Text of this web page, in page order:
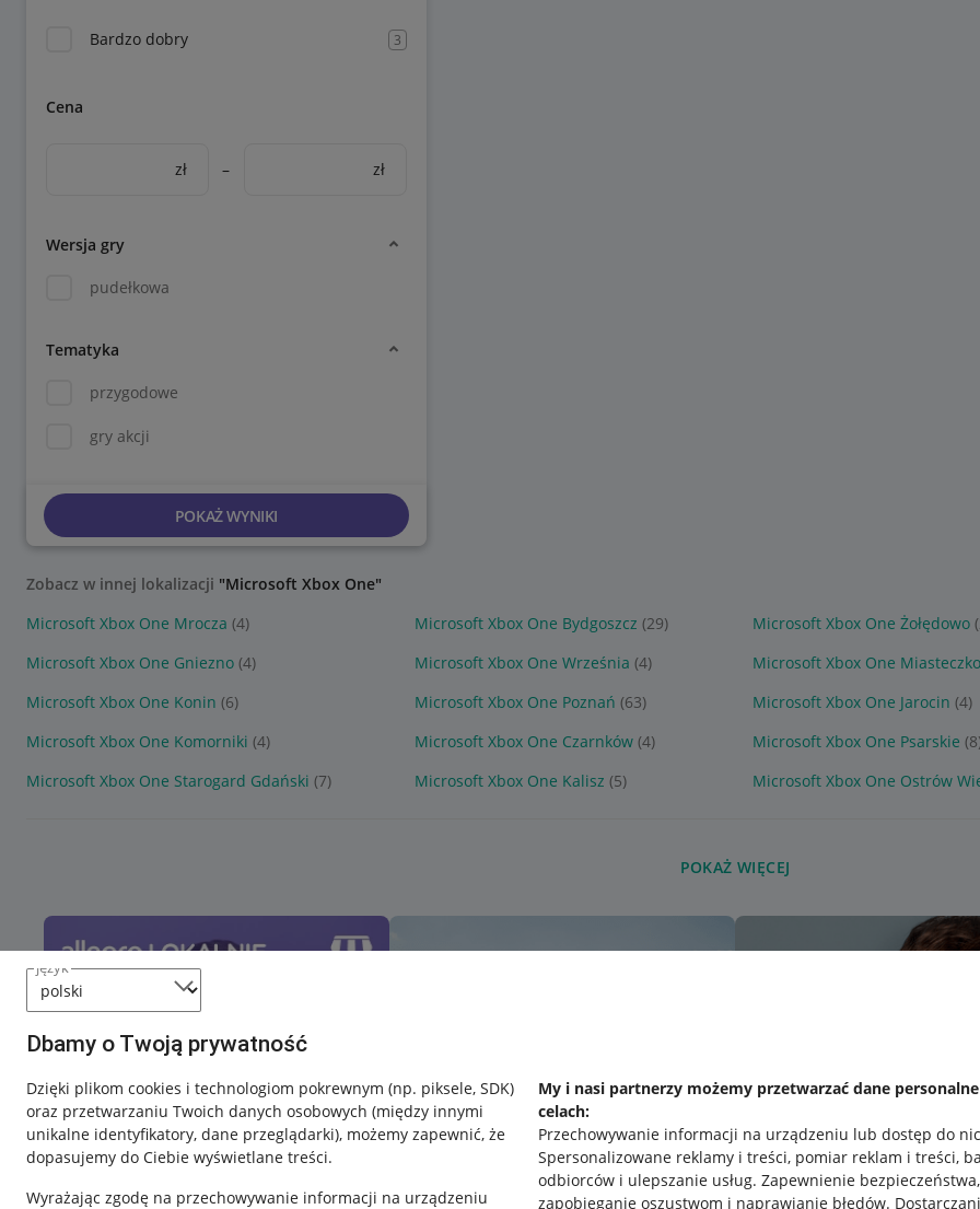
język
Dbamy o Twoją prywatność
Dzięki plikom cookies i technologiom pokrewnym (np. piksele, SDK)
oraz przetwarzaniu Twoich danych osobowych (między innymi
unikalne identyfikatory, dane przeglądarki), możemy zapewnić, że
dopasujemy do Ciebie wyświetlane treści.
Wyrażając zgodę na przechowywanie informacji na urządzeniu
My i nasi partnerzy możemy przetwarzać dane
celach:
Przechowywanie informacji na urządzeniu lub dostęp do
Spersonalizowane reklamy i treści, pomiar reklam i treści,
odbiorców i ulepszanie usług. Zapewnienie bezpieczeństwa,
zapobieganie oszustwom i naprawianie błędów.
Bardzo dobry 3
Cena
zł – zł
Wersja gry
pudełkowa
Tematyka
przygodowe
gry akcji
POKAŻ WYNIKI
Zobacz w innej lokalizacji "Microsoft Xbox One"
Microsoft Xbox One Mrocza (4) Microsoft Xbox One Bydgoszcz (29) Microsoft Xbox One Żołędowo
Microsoft Xbox One Gniezno (4) Microsoft Xbox One Września (4) Microsoft Xbox One
Microsoft Xbox One Konin (6) Microsoft Xbox One Poznań (63) Microsoft Xbox One Jarocin (4)
Microsoft Xbox One Komorniki (4) Microsoft Xbox One Czarnków (4) Microsoft Xbox One Psarskie
Microsoft Xbox One Starogard Gdański (7) Microsoft Xbox One Kalisz (5) Microsoft Xbox One Ostrów
POKAŻ WIĘCEJ